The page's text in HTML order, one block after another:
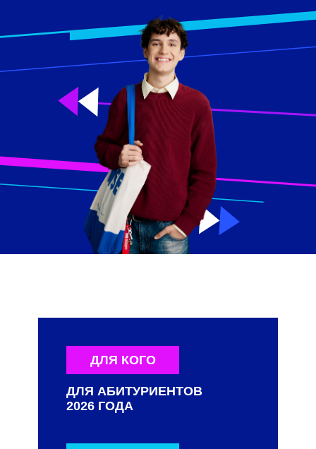
ДЛЯ АБИТУРИЕНТОВ
2026 ГОДА
ДЛЯ КОГО